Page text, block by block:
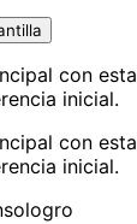
con esta
inicial.
con esta
inicial.
logro